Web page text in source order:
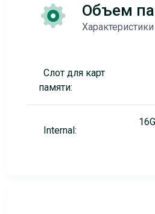
Объем
Характеристики
Слот для карт
памяти:
Internal: